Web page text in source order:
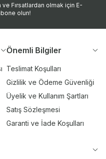
Fırsatlardan olmak için E-
olun!
Önemli Bilgiler
Teslimat Koşulları
Gizlilik ve Ödeme Güvenliği
Üyelik ve Kullanım Şartları
Satış Sözleşmesi
Garanti ve İade Koşulları